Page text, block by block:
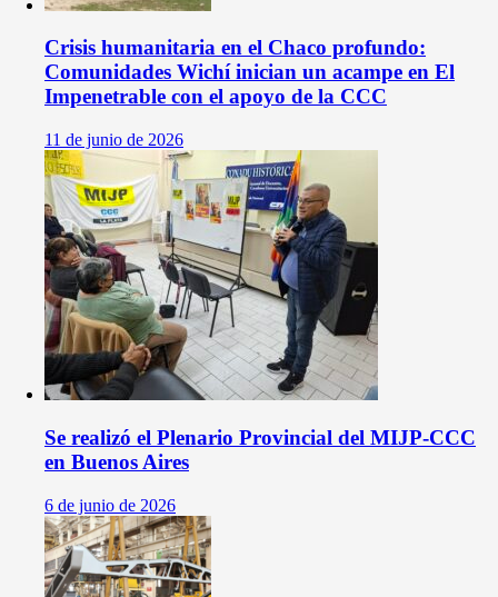
Crisis humanitaria en el Chaco profundo:
Comunidades Wichí inician un acampe en El
Impenetrable con el apoyo de la CCC
11 de junio de 2026
Se realizó el Plenario Provincial del MIJP-CCC
en Buenos Aires
6 de junio de 2026